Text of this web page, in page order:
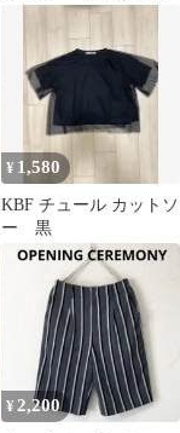
丈パーカー
¥ 1,580
KBF チュール カットソ
ー 黒
¥ 2,200